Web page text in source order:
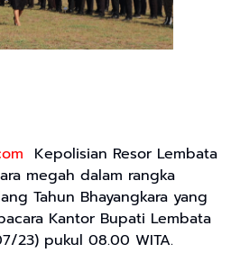
Kepolisian Resor Lembata
megah dalam rangka
Tahun Bhayangkara yang
Kantor Bupati Lembata
23) pukul 08.00 WITA.